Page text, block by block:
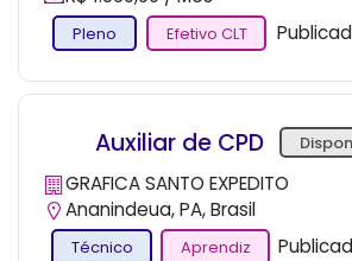
Pleno Efetivo CLT
Auxiliar de CPD
GRAFICA SANTO EXPEDITO
Ananindeua, PA, Brasil
Técnico Aprendiz